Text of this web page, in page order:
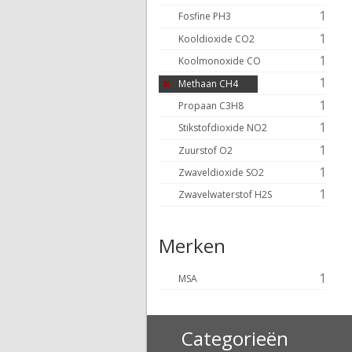
Fosfine PH3 1
Kooldioxide CO2 1
Koolmonoxide CO 1
Methaan CH4 1
Propaan C3H8 1
Stikstofdioxide NO2 1
Zuurstof O2 1
Zwaveldioxide SO2 1
Zwavelwaterstof H2S 1
Merken
MSA 1
Categorieën